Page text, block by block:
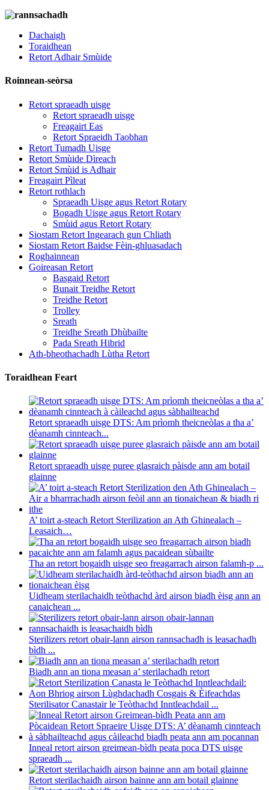
Dachaigh
Toraidhean
Retort Adhair Smùide
Roinnean-seòrsa
Retort spraeadh uisge
Retort spraeadh uisge
Freagairt Eas
Retort Spraeidh Taobhan
Retort Tumadh Uisge
Retort Smùide Dìreach
Retort Smùid is Adhair
Freagairt Pìleat
Retort rothlach
Spraeadh Uisge agus Retort Rotary
Bogadh Uisge agus Retort Rotary
Smùid agus Retort Rotary
Siostam Retort Ingearach gun Chliath
Siostam Retort Baidse Fèin-ghluasadach
Roghainnean
Goireasan Retort
Basgaid Retort
Bunait Treidhe Retort
Treidhe Retort
Trolley
Sreath
Treidhe Sreath Dhùbailte
Pada Sreath Hibrid
Ath-bheothachadh Lùtha Retort
Toraidhean Feart
Retort spraeadh uisge DTS: Am prìomh theicneòlas a tha a’
dèanamh cinnteach...
Retort spraeadh uisge puree glasraich pàisde ann am botail
glainne
A’ toirt a-steach Retort Sterilization an Ath Ghinealach –
Leasaich…
Tha an retort bogaidh uisge seo freagarrach airson falamh-p ...
Uidheam sterilachaidh teòthachd àrd airson biadh èisg ann an
canaichean ...
Sterilizers retort obair-lann airson rannsachadh is leasachadh
bìdh ...
Biadh ann an tiona measan a’ sterilachadh retort
Sterilisator Canastair le Teòthachd Inntleachdail ...
Inneal retort airson greimean-bìdh peata poca DTS uisge
spraeadh ...
Retort sterilachaidh airson bainne ann am botail glainne